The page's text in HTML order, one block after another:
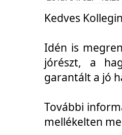
Kedves
Idén is
jórészt, a
garantált a jó
További
mellékelten